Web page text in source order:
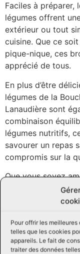
Pour offrir les
telles que les cookies
appareils. Le fait de
traiter des données
Faciles à préparer,
légumes offrent
extérieur ou tout
cuisine. Que ce
pique-nique, ces
apprécié de tous.
En plus d’être
légumes de la
Lanaudière sont
combinaison
légumes nutritifs,
savourer un repas
compromis sur la
Que vous soyez
la recherche
vos repas, les
satisfaire vos
culinaire aussi
à découvrir ces